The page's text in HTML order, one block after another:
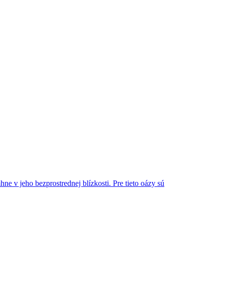
v jeho bezprostrednej blízkosti. Pre tieto oázy sú